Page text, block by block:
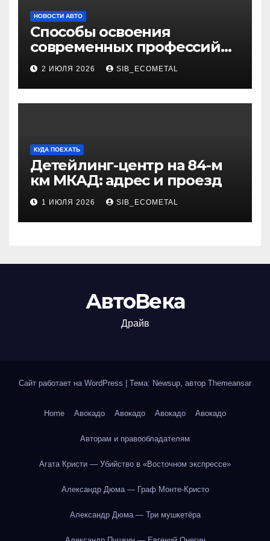
НОВОСТИ АВТО
Способы освоения
современных профессий
через онлайн-курсы
2 ИЮЛЯ 2026 SIB_ECOMETAL
КУДА ПОЕХАТЬ
Детейлинг-центр на 84-м
км МКАД: адрес и проезд
1 ИЮЛЯ 2026 SIB_ECOMETAL
АвтоВека
Драйв
Сайт работает на WordPress Тема: Newsup, автор Themeansar
Home Авокадо Авокадо Авокадо Авокадо
Авторам и правообладателям
Агата Кристи — Убийство в «Восточном экспрессе»
Александр Дюма — Граф Монте-Кристо
Александр Дюма — Три мушкетёра